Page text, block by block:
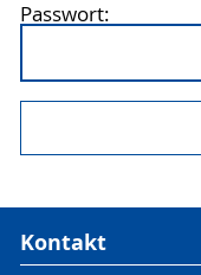
Passwort:
Kontakt